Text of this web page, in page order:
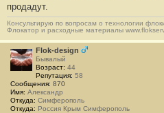
б
щ
е
н
и
е
#
1
2
продадут.
Консультирую по вопросам о технологии
Флокатор и расходные материалы
Flok-design
Бывалый
Возраст: 44
Репутация: 58
Сообщения: 870
Имя: Александр
Откуда: Симферополь
Откуда: Россия Крым Симферополь